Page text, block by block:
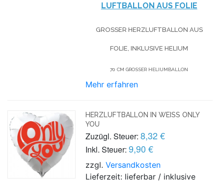
UFTBALLON AUS FOLIE
GROSSER HERZLUFTBALLON AUS F
OLIE, INKLUSIVE HELIUM
70 CM GROSSER HELIUMBALLON
Mehr erfahren
HERZLUFTBALLON IN WEISS ONLY Y
OU
Zuzügl. Steuer: 8,32 €
Inkl. Steuer: 9,90 €
zzgl.Versandkosten
Lieferzeit: lieferbar / inklusive